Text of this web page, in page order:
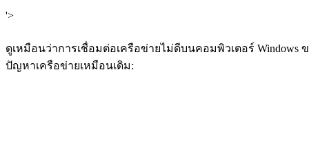
'>
ดูเหมือนว่าการเชื่อมต่อเครือข่ายไม่ดีบนคอมพิวเตอร์
ปัญหาเครือข่ายเหมือนเดิม: